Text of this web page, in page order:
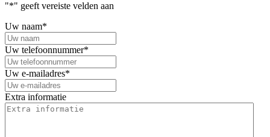
"*" geeft vereiste velden aan
Uw naam*
Uw telefoonnummer*
Uw e-mailadres*
Extra informatie